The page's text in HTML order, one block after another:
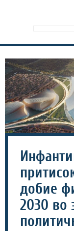
добие
2030 во